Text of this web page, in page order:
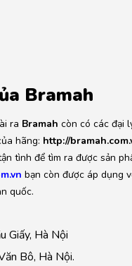
Bramah
ra Bramah còn có các đại
hãng: http://
tình để tìm ra được sản
bạn còn được áp dụng
quốc.
Giấy, Hà Nội
Bô, Hà Nội.